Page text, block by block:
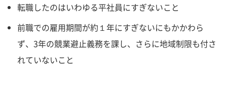
転職したのはいわゆる平社員にすぎないこと
前職での雇用期間が約１年にすぎないにもかかわら
ず、3年の競業避止義務を課し、さらに地域制限も付さ
れていないこと